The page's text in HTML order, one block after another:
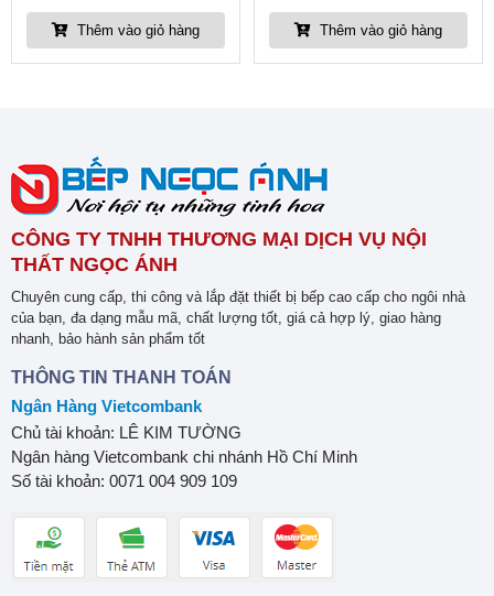
Thêm vào giỏ hàng Thêm vào giỏ hàng
CÔNG TY TNHH THƯƠNG MẠI DỊCH VỤ NỘI
THẤT NGỌC ÁNH
Chuyên cung cấp, thi công và lắp đặt thiết bị bếp cao cấp cho ngôi nhà
của bạn, đa dạng mẫu mã, chất lượng tốt, giá cả hợp lý, giao hàng
nhanh, bảo hành sản phẩm tốt
THÔNG TIN THANH TOÁN
Ngân Hàng Vietcombank
Chủ tài khoản: LÊ KIM TƯỜNG
Ngân hàng Vietcombank chi nhánh Hồ Chí Minh
Số tài khoản: 0071 004 909 109